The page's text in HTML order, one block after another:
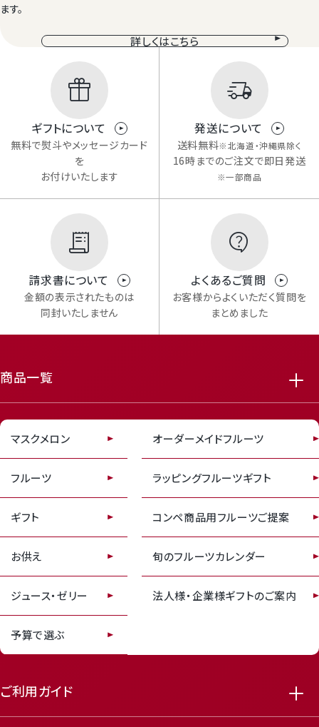
Mail Magazine
メルマガ登録
Review
レビューキャンペーンのご案内
ます。
詳しくはこちら
featured_seasonal_and_gifts
ギフトについて
無料で熨斗やメッセージカード
を
お付けいたします
delivery_truck_speed
発送について
送料無料※北海道・沖縄県除く
16時までのご注文で即日発送
※一部商品
receipt_long
請求書について
金額の表示されたものは
同封いたしません
contact_support
よくあるご質問
お客様からよくいただく質問を
まとめました
商品一覧
マスクメロン
フルーツ
ギフト
お供え
ジュース・ゼリー
予算で選ぶ
オーダーメイドフルーツ
ラッピングフルーツギフト
コンペ商品用フルーツご提案
旬のフルーツカレンダー
法人様・企業様ギフトのご案内
ご利用ガイド